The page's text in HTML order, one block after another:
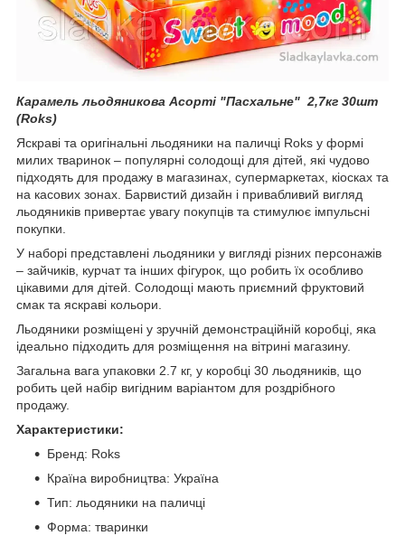
Карамель льодяникова Асорті "Пасхальне" 2,7кг 30шт
(Roks)
Яскраві та оригінальні льодяники на паличці Roks у формі
милих тваринок – популярні солодощі для дітей, які чудово
підходять для продажу в магазинах, супермаркетах, кіосках та
на касових зонах. Барвистий дизайн і привабливий вигляд
льодяників привертає увагу покупців та стимулює імпульсні
покупки.
У наборі представлені льодяники у вигляді різних персонажів
– зайчиків, курчат та інших фігурок, що робить їх особливо
цікавими для дітей. Солодощі мають приємний фруктовий
смак та яскраві кольори.
Льодяники розміщені у зручній демонстраційній коробці, яка
ідеально підходить для розміщення на вітрині магазину.
Загальна вага упаковки 2.7 кг, у коробці 30 льодяників, що
робить цей набір вигідним варіантом для роздрібного
продажу.
Характеристики:
Бренд: Roks
Країна виробництва: Україна
Тип: льодяники на паличці
Форма: тваринки